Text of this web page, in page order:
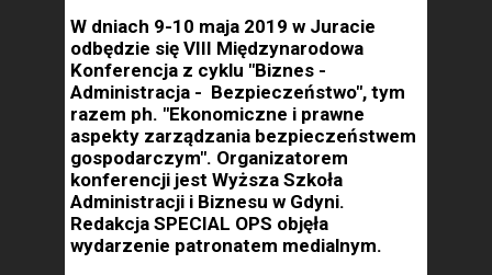
W dniach 9-10 maja 2019 w Juracie
odbędzie się VIII Międzynarodowa
Konferencja z cyklu "Biznes -
Administracja - Bezpieczeństwo", tym
razem ph. "Ekonomiczne i prawne
aspekty zarządzania bezpieczeństwem
gospodarczym". Organizatorem
konferencji jest Wyższa Szkoła
Administracji i Biznesu w Gdyni.
Redakcja SPECIAL OPS objęła
wydarzenie patronatem medialnym.